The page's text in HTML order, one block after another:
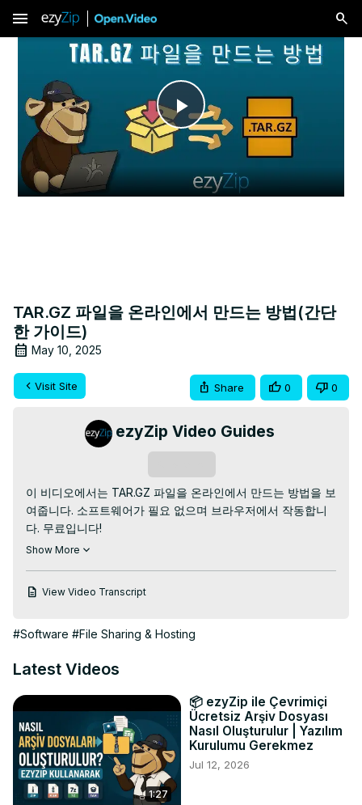
menu
Play
Video
TAR.GZ 파일을 온라인에서 만드는 방법(간단
한 가이드)
May 10, 2025
Visit Site Share 0 0
ezyZip Video Guides
이 비디오에서는 TAR.GZ 파일을 온라인에서 만드는 방법을 보
여줍니다. 소프트웨어가 필요 없으며 브라우저에서 작동합니
https://www.ezyzip.com/kr-create-tar-gz.html
"아카이브할 파일 선택"을 클릭하여 파일 선택기를 엽니다.
2.(선택 사항) "TAR.GZ 파일 만들기" 버튼 옆에 있는 아래쪽
3. "TAR.GZ 파일 만들기"를 클릭합니다. 파일 압축이 시작됩니
4. "TAR.GZ 파일 저장"을 클릭하여 선택한 대상 폴더에 아카
이브를 저장합니다.
#create #targz
트위터: https://twitter.com/ezyzip
페이스북: https://www.facebook.com/ezyzip/
링크드인: https://www.linkedin.com/showcase/ezyzip/
Show More
View Video Transcript
#Software #File Sharing & Hosting
Latest Videos
1:27
📦 ezyZip ile Çevrimiçi
Ücretsiz Arşiv Dosyası
Nasıl Oluşturulur | Yazılım
Kurulumu Gerekmez
Jul 12, 2026